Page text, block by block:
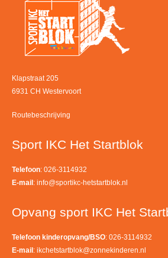
Klapstraat 205
6931 CH Westervoort
Routebeschrijving
Sport IKC Het Startblok
Telefoon: 026-3114932
E-mail : info@sportikc-hetstartblok.nl
Opvang sport IKC Het
Telefoon kinderopvang/BSO: 026-3114932
E-mail : ikchetstartblok@zonnekinderen.nl